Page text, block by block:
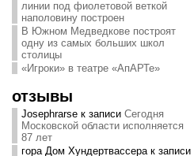
линии под фиолетовой веткой
наполовину построен
В Южном Медведкове построят
одну из самых больших школ
столицы
«Игроки» в театре «АпАРТе»
отзывы
Josephrarseк записи Сегодня
Московской области исполняется
87 лет
гора Дом Хундертвассерак записи